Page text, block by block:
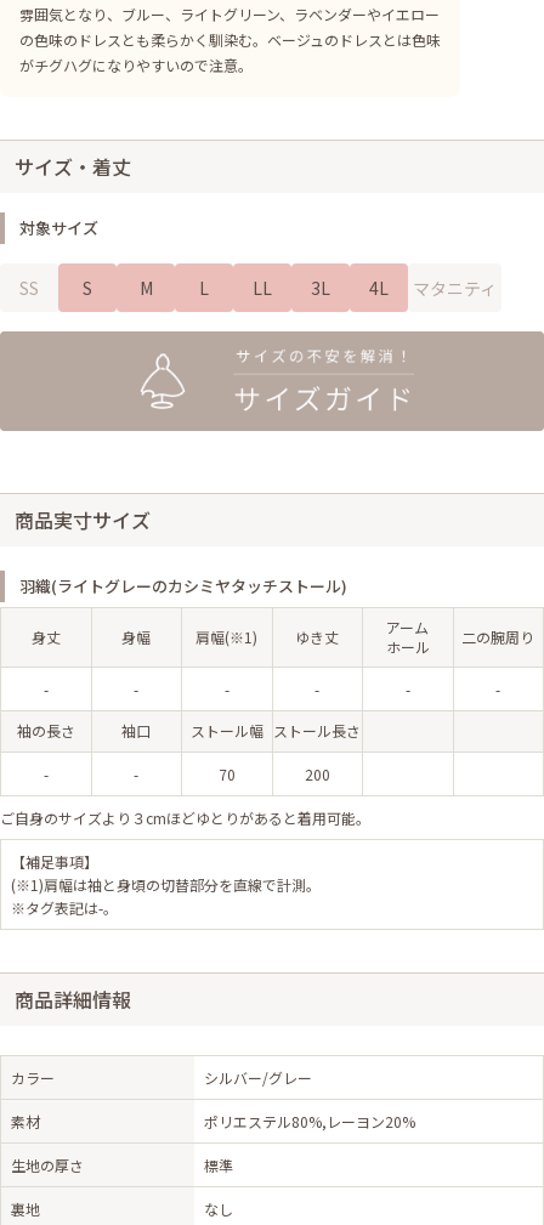
雰囲気となり、ブルー、ライトグリーン、ラベンダーやイエロー
の色味のドレスとも柔らかく馴染む。ベージュのドレスとは色味
がチグハグになりやすいので注意。
サイズ・着丈
対象サイズ
SS S M L LL 3L 4L マタニティ
商品実寸サイズ
羽織(ライトグレーのカシミヤタッチストール)
身丈 身幅 肩幅(※1) ゆき丈
アーム
ホール
二の腕周り
- - - - - -
袖の長さ 袖口 ストール幅 ストール長さ
- - 70 200
ご自身のサイズより３cmほどゆとりがあると着用可能。
【補足事項】
(※1)肩幅は袖と身頃の切替部分を直線で計測。
※タグ表記は-。
商品詳細情報
カラー シルバー/グレー
素材 ポリエステル80%,レーヨン20%
生地の厚さ 標準
裏地 なし